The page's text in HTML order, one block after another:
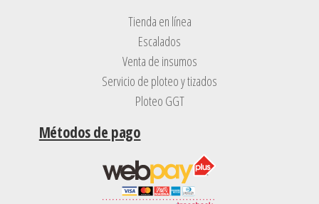
Tienda en línea
Escalados
Venta de insumos
Servicio de ploteo y tizados
Ploteo GGT
Métodos de pago